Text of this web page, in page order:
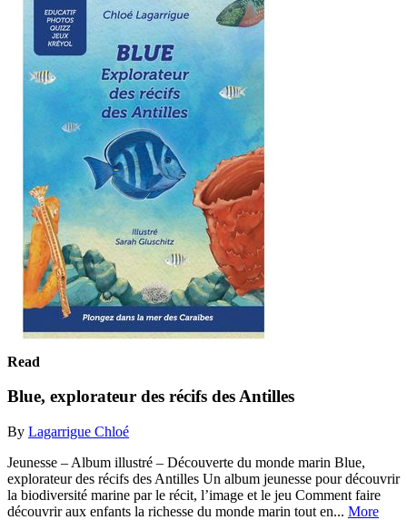
Read
Blue, explorateur des récifs des Antilles
By Lagarrigue Chloé
Jeunesse – Album illustré – Découverte du monde marin Blue,
explorateur des récifs des Antilles Un album jeunesse pour découvrir
la biodiversité marine par le récit, l’image et le jeu Comment faire
découvrir aux enfants la richesse du monde marin tout en... More